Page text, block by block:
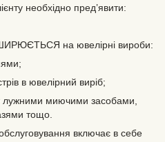
необхідно пред’явити:
на ювелірні вироби:
в ювелірний виріб;
лужними миючими засобами,
тощо.
включає в себе